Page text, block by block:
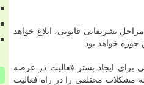
تشریفاتی قانونی، ابلاغ خواهد
حوزه خواهد بود.
برای ایجاد بستر فعالیت در عرصه
مشکلات مختلفی را در راه فعالیت